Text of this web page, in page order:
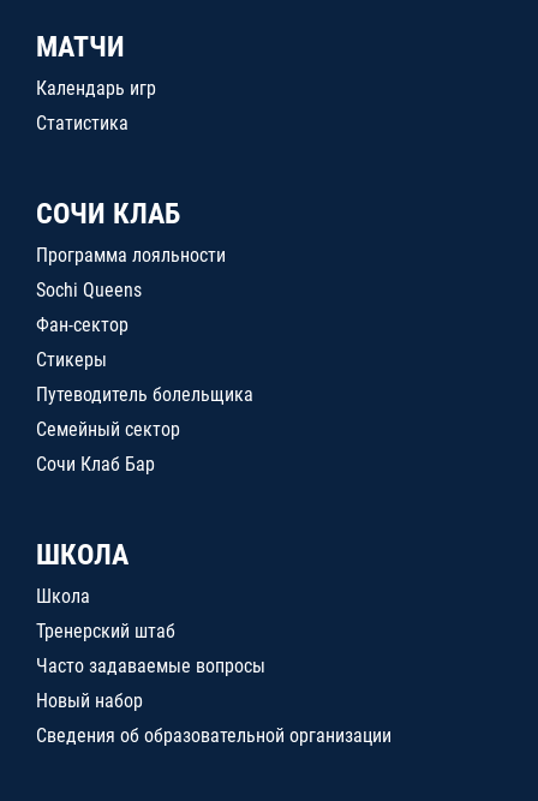
МАТЧИ
Календарь игр
Статистика
СОЧИ КЛАБ
Программа лояльности
Sochi Queens
Фан-сектор
Стикеры
Путеводитель болельщика
Семейный сектор
Сочи Клаб Бар
ШКОЛА
Школа
Тренерский штаб
Часто задаваемые вопросы
Новый набор
Сведения об образовательной организации